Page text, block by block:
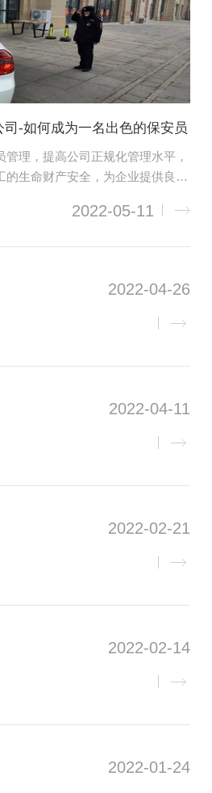
司-如何成为一名出色的保安员
管理，提高公司正规化管理水平，
的生命财产安全，为企业提供良好
2022-05-11
2022-04-26
2022-04-11
2022-02-21
2022-02-14
2022-01-24